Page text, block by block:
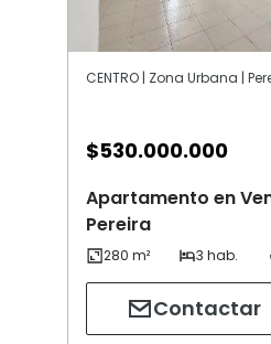
CENTRO | Zona Urbana |
$530.000.000
Apartamento en
Pereira
Contactar